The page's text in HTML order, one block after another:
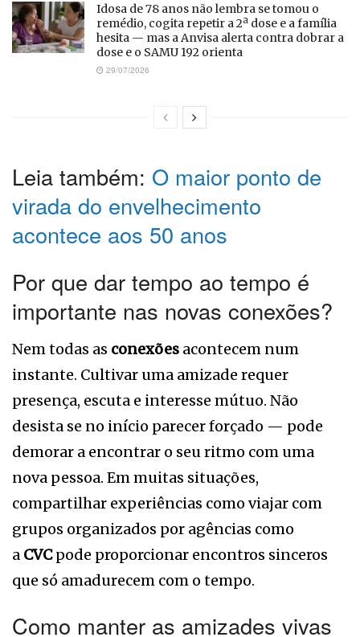
Idosa de 78 anos não lembra se tomou o
remédio, cogita repetir a 2ª dose e a família
hesita — mas a Anvisa alerta contra dobrar a
dose e o SAMU 192 orienta
29/07/2026
Leia também: O maior ponto de
virada do envelhecimento
acontece aos 50 anos
Por que dar tempo ao tempo é
importante nas novas conexões?
Nem todas as conexões acontecem num
instante. Cultivar uma amizade requer
presença, escuta e interesse mútuo. Não
desista se no início parecer forçado — pode
demorar a encontrar o seu ritmo com uma
nova pessoa. Em muitas situações,
compartilhar experiências como viajar com
grupos organizados por agências como
a CVCpode proporcionar encontros sinceros
que só amadurecem com o tempo.
Como manter as amizades vivas